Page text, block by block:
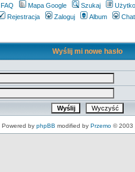
FAQ Mapa Google Szukaj
Rejestracja
Zaloguj Album Chat
Wyślij mi nowe hasło
Powered by phpBB modified by Przemo © 2003